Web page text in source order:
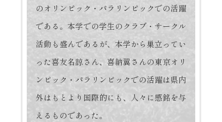
のオリンピック・パラリンピックでの活躍
である。本学での学生のクラブ・サークル
活動も盛んであるが、本学から巣立ってい
った喜友名諒さん、喜納翼さんの東京オリ
ンピック・パラリンピックでの活躍は県内
外はもとより国際的にも、人々に感銘を与
えるものであった。